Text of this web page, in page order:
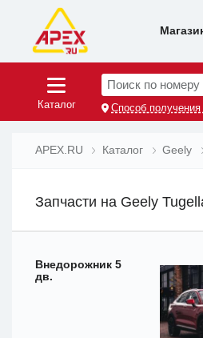
Каталог
Поиск по номеру
Способ
APEX.RU Каталог Geely
Запчасти на Geely
Внедорожник 5
дв.